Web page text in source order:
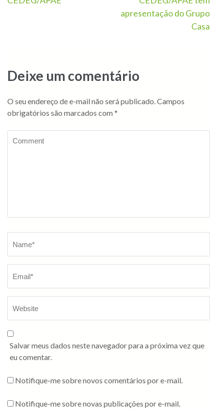
apresentação do Grupo
Casa
Deixe um comentário
O seu endereço de e-mail não será publicado.Campos
obrigatórios são marcados com *
Salvar meus dados neste navegador para a próxima vez que
eu comentar.
Notifique-me sobre novos comentários por e-mail.
Notifique-me sobre novas publicações por e-mail.